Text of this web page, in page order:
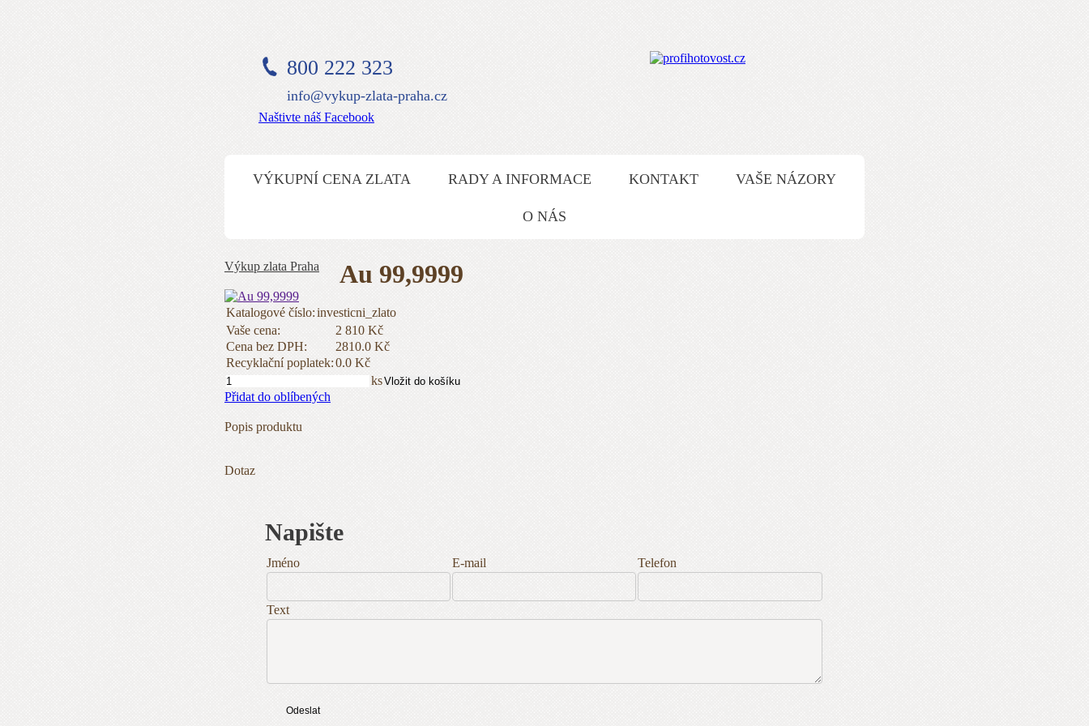
800 222 323
info@vykup-zlata-praha.cz
Naštivte náš Facebook
VÝKUPNÍ CENA ZLATA RADY A INFORMACE KONTAKT VAŠE NÁZORY
O NÁS
Výkup zlata Praha Au 99,9999
Katalogové číslo:investicni_zlato
Vaše cena:
2 810 Kč
Cena bez DPH:
2810.0 Kč
Recyklační poplatek:0.0 Kč
ksVložit do košíku
Přidat do oblíbených
Popis produktu
Dotaz
Napište
Jméno E-mail Telefon
Text
Odeslat